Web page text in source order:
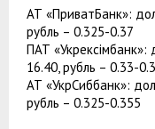
АТ «ПриватБанк»:
рубль – 0.325-0.37
ПАТ
16.40, рубль – 0.33-
АТ «УкрСиббанк»:
рубль – 0.325-0.355